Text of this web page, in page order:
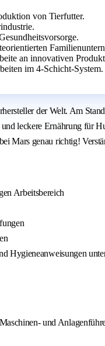
von Tierfutter.
an innovativen
im 4-Schicht-System.
der Welt. Am
leckere Ernährung für
Mars genau richtig!
Arbeitsbereich
Hygieneanweisungen
und